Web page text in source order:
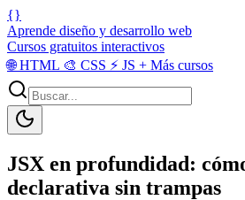
{}
Aprende diseño y desarrollo web
Cursos gratuitos interactivos
🌐HTML 🎨 CSS ⚡ JS + Más cursos
JSX en profundidad:
declarativa sin trampas